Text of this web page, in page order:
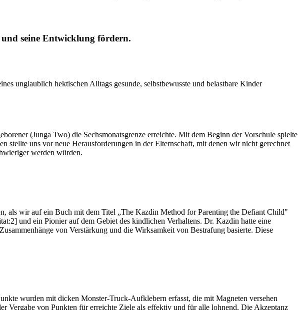
und seine Entwicklung fördern.
unglaublich hektischen Alltags gesunde, selbstbewusste und belastbare Kinder
(Junga Two) die Sechsmonatsgrenze erreichte. Mit dem Beginn der Vorschule spielte
stellte uns vor neue Herausforderungen in der Elternschaft, mit denen wir nicht gerechnet
werden würden.
als wir auf ein Buch mit dem Titel „The Kazdin Method for Parenting the Defiant Child"
und ein Pionier auf dem Gebiet des kindlichen Verhaltens. Dr. Kazdin hatte eine
von Verstärkung und die Wirksamkeit von Bestrafung basierte. Diese
wurden mit dicken Monster-Truck-Aufklebern erfasst, die mit Magneten versehen
Vergabe von Punkten für erreichte Ziele als effektiv und für alle lohnend. Die Akzeptanz